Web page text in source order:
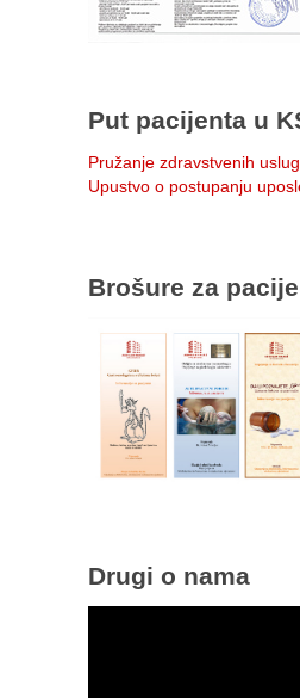
Put pacijenta u
Pružanje zdravstvenih
Upustvo o postupanju
Brošure za
Drugi o nama